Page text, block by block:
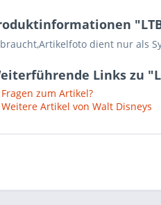
dient nur als
Links zu
Fragen zum Artikel?
Weitere Artikel von Walt Disneys